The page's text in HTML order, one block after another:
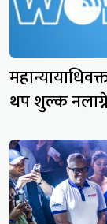
थप शुल्क